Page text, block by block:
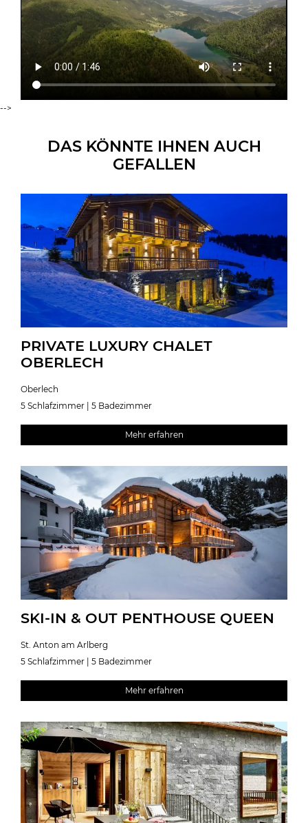
-->
DAS KÖNNTE IHNEN AUCH
GEFALLEN
PRIVATE LUXURY CHALET
OBERLECH
Oberlech
5 Schlafzimmer | 5 Badezimmer
Mehr erfahren
SKI-IN & OUT PENTHOUSE QUEEN
St. Anton am Arlberg
5 Schlafzimmer | 5 Badezimmer
Mehr erfahren